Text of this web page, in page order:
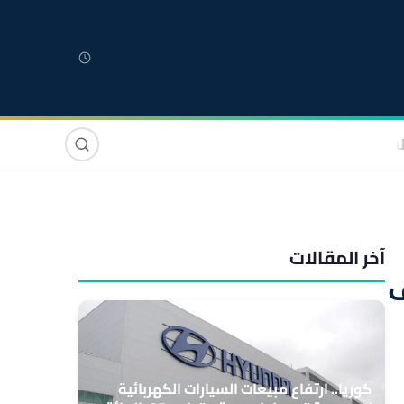
صوت وصورة
آخر المقالات
كوريا.. ارتفاع مبيعات السيارات الكهربائية